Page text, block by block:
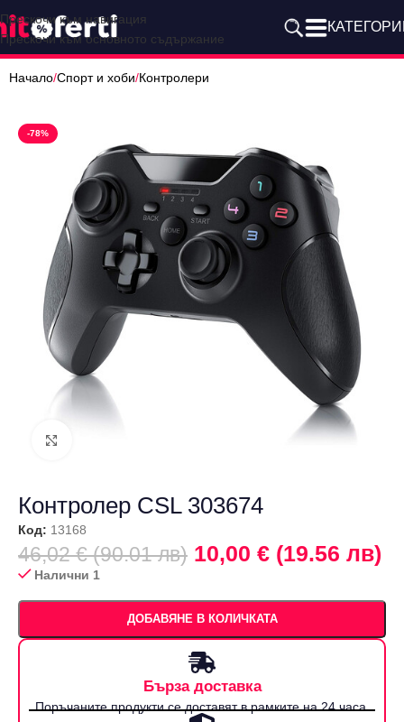
Прескочи към навигация
Прескочи към основното съдържание
Начало/Спорт и хоби/Контролери
-78%
Контролер CSL 303674
Код: 13168
46,02 € (90.01 лв) 10,00 € (19.56 лв)
Налични 1
ДОБАВЯНЕ В КОЛИЧКАТА
Бърза доставка
Поръчаните продукти се доставят в рамките на 24 часа.